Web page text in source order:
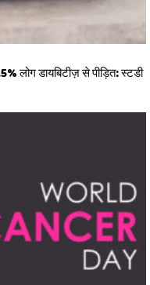
लोग डायबिटीज़ से पीड़ित: स्टडी